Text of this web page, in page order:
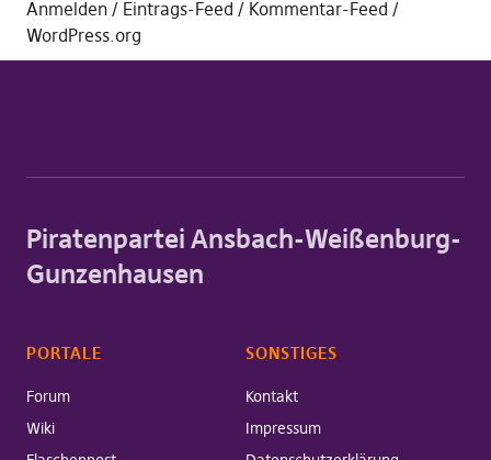
Anmelden Eintrags-Feed
Kommentar-Feed
WordPress.org
Piratenpartei Ansbach-Weißenburg-
Gunzenhausen
PORTALE
Forum
Wiki
SONSTIGES
Kontakt
Impressum